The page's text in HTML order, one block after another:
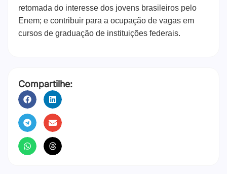
retomada do interesse dos jovens brasileiros pelo
Enem; e contribuir para a ocupação de vagas em
cursos de graduação de instituições federais.
Compartilhe: